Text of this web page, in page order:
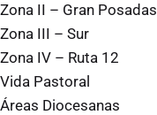
Zona II – Gran Posadas
Zona III – Sur
Zona IV – Ruta 12
Vida Pastoral
Áreas Diocesanas